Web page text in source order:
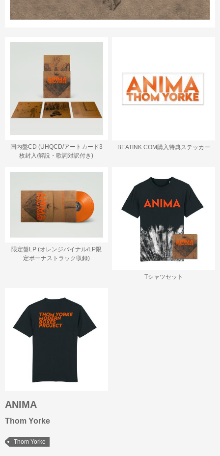
国内盤CD (UHQCD/アートカード3
枚封入/解説・歌詞対訳付き)
BEATINK.COM購入特典ステッカー
限定盤LP (オレンジバイナル/LP限
定ボーナストラック収録)
Tシャツセット
ANIMA
Thom Yorke
Thom Yorke